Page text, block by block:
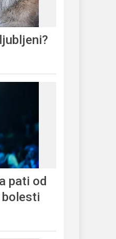
pati od
bolesti